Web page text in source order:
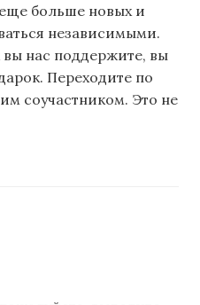
больше новых и
независимыми.
вы нас поддержите, вы
Переходите по
соучастником. Это не